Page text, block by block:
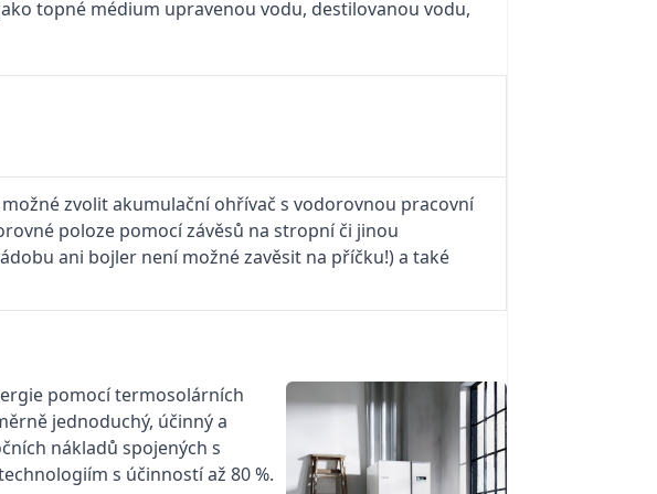
topné médium upravenou vodu, destilovanou vodu,
zvolit akumulační ohřívač s vodorovnou pracovní
poloze pomocí závěsů na stropní či jinou
ani bojler není možné zavěsit na příčku!) a také
pomocí termosolárních
jednoduchý, účinný a
nákladů spojených s
s účinností až 80 %.